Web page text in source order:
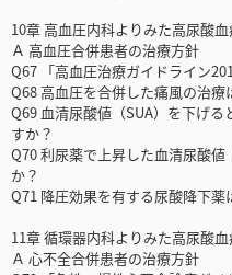
10章 高血圧内科よりみた高尿酸
Ａ 高血圧合併患者の治療方針
Q67 「高血圧治療ガイドライン
Q68 高血圧を合併した痛風の治療
Q69 血清尿酸値（SUA）を下げ
すか？
Q70 利尿薬で上昇した血清尿酸
か？
Q71 降圧効果を有する尿酸降下薬
11章 循環器内科よりみた高尿酸
Ａ 心不全合併患者の治療方針